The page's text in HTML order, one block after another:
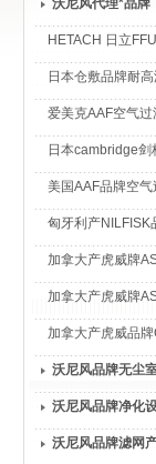
沃尼风代理*品牌
HETACH 日立FFU
日本仓敷品牌耐高温合
爱美克AAF空气过
日本cambridge剑桥品
美国AAF品牌空气
匈牙利产NILFISK品牌GM-80无
加拿大产虎威牌ASL-10无尘
加拿大产虎威牌AS-400无尘
加拿大产虎威品牌CR-1无尘
沃尼风品牌无尘
沃尼风品牌净化
沃尼风品牌滤网